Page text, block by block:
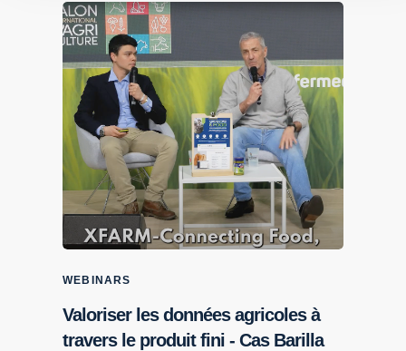
WEBINARS
Valoriser les données agricoles à
travers le produit fini - Cas Barilla
LIVRES BLANCS